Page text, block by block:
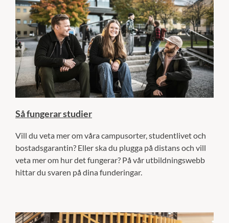
Så fungerar studier
Vill du veta mer om våra campusorter, studentlivet och
bostadsgarantin? Eller ska du plugga på distans och vill
veta mer om hur det fungerar? På vår utbildningswebb
hittar du svaren på dina funderingar.